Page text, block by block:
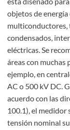
objetos de
multiconductores,
condensados,
eléctricas. Se
áreas con
ejemplo, en
AC o 500 kV DC.
acuerdo con las
100.1), el medidor
tensión nominal